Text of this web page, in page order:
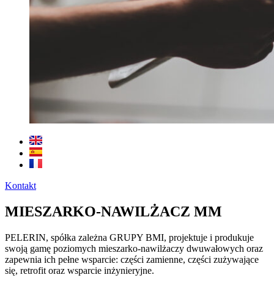
Kontakt
MIESZARKO-NAWILŻACZ MM
PELERIN, spółka zależna GRUPY BMI, projektuje i produkuje
swoją gamę poziomych mieszarko-nawilżaczy dwuwałowych oraz
zapewnia ich pełne wsparcie: części zamienne, części zużywające
się, retrofit oraz wsparcie inżynieryjne.